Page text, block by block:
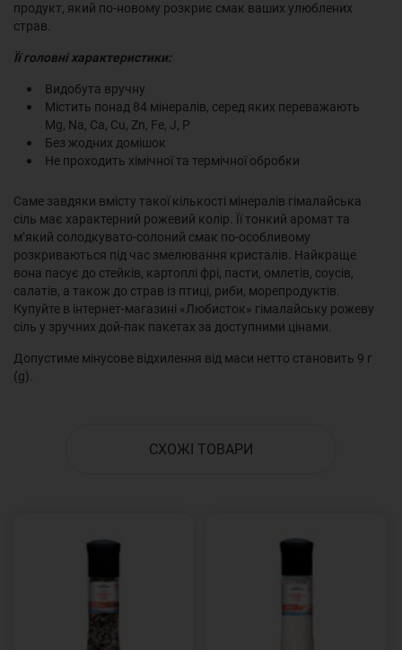
продукт, який по-новому розкриє смак ваших улюблених
страв.
Її головні характеристики:
Видобута вручну
Містить понад 84 мінералів, серед яких переважають
Mg, Na, Ca, Cu, Zn, Fe, J, P
Без жодних домішок
Не проходить хімічної та термічної обробки
Саме завдяки вмісту такої кількості мінералів гімалайська
сіль має характерний рожевий колір. Її тонкий аромат та
м’який солодкувато-солоний смак по-особливому
розкриваються під час змелювання кристалів. Найкраще
вона пасує до стейків, картоплі фрі, пасти, омлетів, соусів,
салатів, а також до страв із птиці, риби, морепродуктів.
Купуйте в інтернет-магазині «Любисток» гімалайську рожеву
сіль у зручних дой-пак пакетах за доступними цінами.
Допустиме мінусове відхилення від маси нетто становить 9 г
(g).
СХОЖІ ТОВАРИ